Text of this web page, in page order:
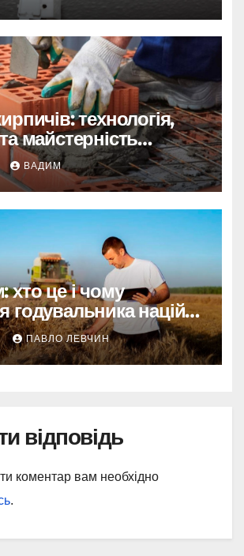
технологія,
майстерність
ВАДИМ
хто це і чому
годувальника націй
як ніколи
ПАВЛО ЛЕВЧИН
відповідь
коментар вам необхідно
.